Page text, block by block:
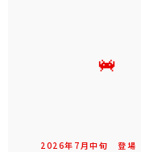
2026年 7 月中旬 登場